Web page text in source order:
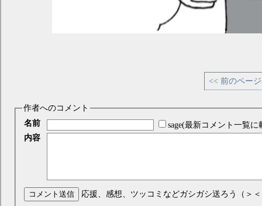
<< 前のペー
作者へのコメント
名前
sage(最新コメント一覧に
内容
コメント送信 応援、感想、ツッコミなどガシガシ送ろう（＞